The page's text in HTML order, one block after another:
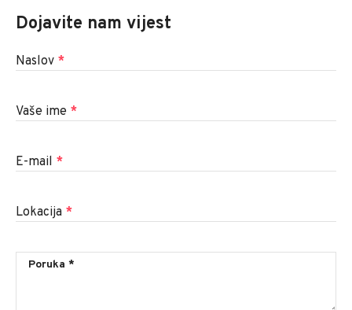
Dojavite nam vijest
Naslov *
Vaše ime *
E-mail *
Lokacija *